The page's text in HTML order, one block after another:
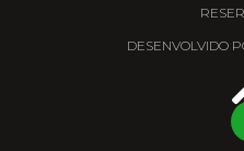
DESENVOLVIDO